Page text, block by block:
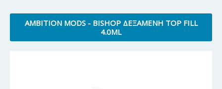
AMBITION MODS - BISHOP ΔΕΞΑΜΕΝΉ TOP FILL
4.0ML